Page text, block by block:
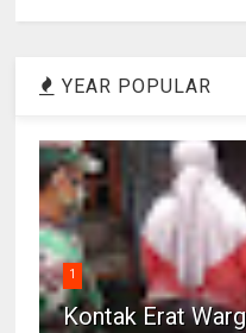
YEAR POPULAR
1
Kontak Erat